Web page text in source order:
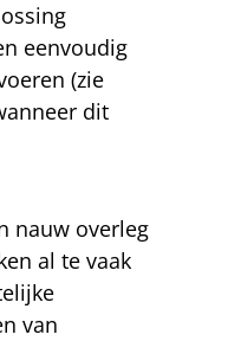
eenvoudig
(zie
dit
nauw overleg
al te vaak
van